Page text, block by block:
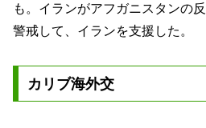
も。イランがアフガニスタンの
警戒して、イランを支援した。
カリブ海外交